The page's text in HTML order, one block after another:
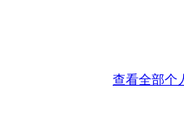
查看全部个